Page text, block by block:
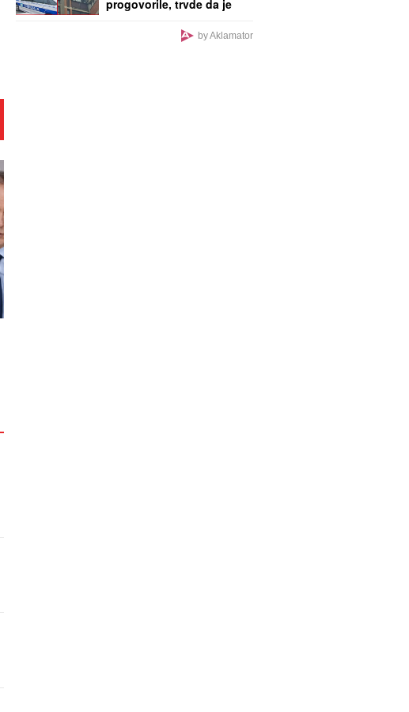
progovorile, trvde da je
(FOTO/VIDEO)
by Aklamator